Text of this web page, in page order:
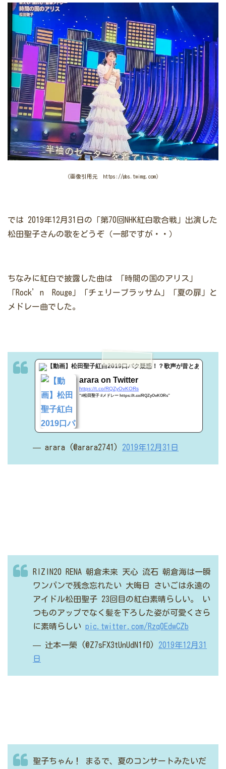
（画像引用元 https://pbs.twimg.com）
では 2019年12月31日の「第70回NHK紅白歌合戦」出演した
松田聖子さんの歌をどうぞ（一部ですが・・）
ちなみに紅白で披露した曲は 「時間の国のアリス」
「Rock’n Rouge」「チェリーブラッサム」「夏の扉」と
メドレー曲でした。
arara on Twitter
https://t.co/RQZyOvKORs
“#松田聖子 #メドレー https://t.co/RQZyOvKORs”
— arara (@arara2741) 2019年12月31日
RIZIN20 RENA 朝倉未来 天心 流石 朝倉海は一瞬
ワンパンで残念忘れたい 大晦日
さいごは永遠の
アイドル松田聖子 23回目の紅白素晴らしい。
い
つものアップでなく髪を下ろした姿が可愛くさら
に素晴らしい pic.twitter.com/Rzq0EdwCZb
— 辻本一榮 (@Z7sFX3tUnUdN1fD) 2019年12月31
日
聖子ちゃん！
まるで、夏のコンサートみたいだ